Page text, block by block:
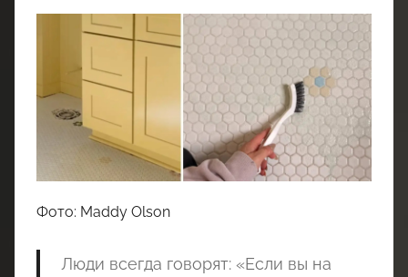
Фото: Maddy Olson
Люди всегда говорят: «Если вы на